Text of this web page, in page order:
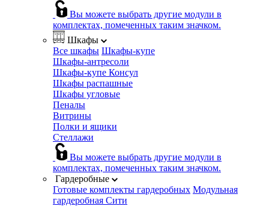
Вы можете выбрать другие модули в
комплектах, помеченных таким значком.
Шкафы
Все шкафы Шкафы-купе
Шкафы-антресоли
Шкафы-купе Консул
Шкафы распашные
Шкафы угловые
Пеналы
Витрины
Полки и ящики
Стеллажи
Вы можете выбрать другие модули в
комплектах, помеченных таким значком.
Гардеробные
Готовые комплекты гардеробных Модульная
гардеробная Сити